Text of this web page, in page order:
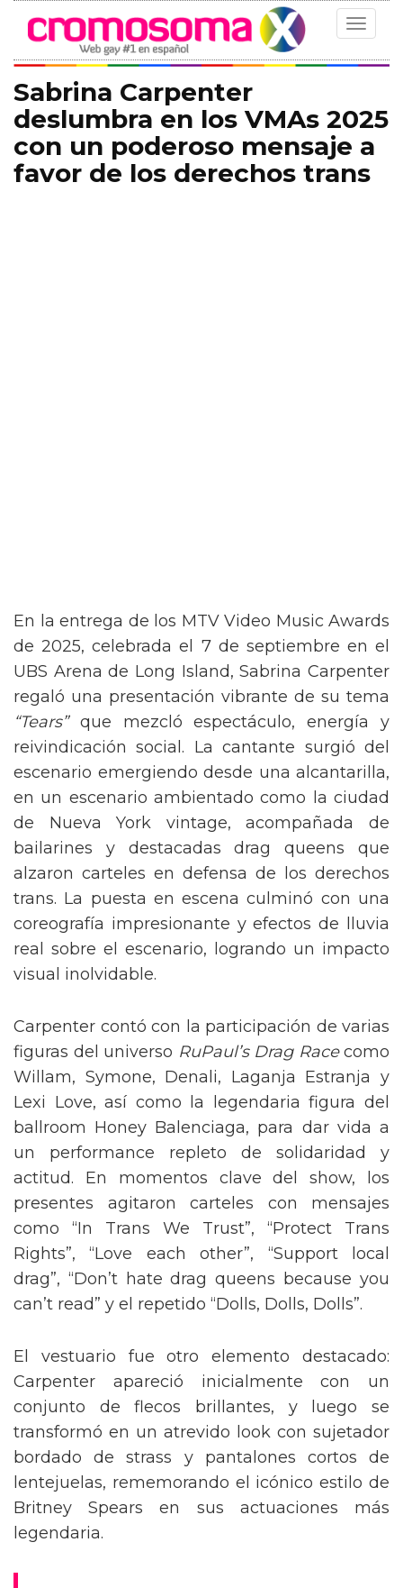
Toggle
Sabrina Carpenter
deslumbra en los VMAs 2025
con un poderoso mensaje a
favor de los derechos trans
En la entrega de los MTV Video Music Awards
de 2025, celebrada el 7 de septiembre en el
UBS Arena de Long Island, Sabrina Carpenter
regaló una presentación vibrante de su tema
“Tears”que mezcló espectáculo, energía y
reivindicación social. La cantante surgió del
escenario emergiendo desde una alcantarilla,
en un escenario ambientado como la ciudad
de Nueva York vintage, acompañada de
bailarines y destacadas drag queens que
alzaron carteles en defensa de los derechos
trans. La puesta en escena culminó con una
coreografía impresionante y efectos de lluvia
real sobre el escenario, logrando un impacto
visual inolvidable.
Carpenter contó con la participación de varias
figuras del universo RuPaul’s Drag Racecomo
Willam, Symone, Denali, Laganja Estranja y
Lexi Love, así como la legendaria figura del
ballroom Honey Balenciaga, para dar vida a
un performance repleto de solidaridad y
actitud. En momentos clave del show, los
presentes agitaron carteles con mensajes
como “In Trans We Trust”, “Protect Trans
Rights”, “Love each other”, “Support local
drag”, “Don’t hate drag queens because you
can’t read” y el repetido “Dolls, Dolls, Dolls”.
El vestuario fue otro elemento destacado:
Carpenter apareció inicialmente con un
conjunto de flecos brillantes, y luego se
transformó en un atrevido look con sujetador
bordado de strass y pantalones cortos de
lentejuelas, rememorando el icónico estilo de
Britney Spears en sus actuaciones más
legendaria.